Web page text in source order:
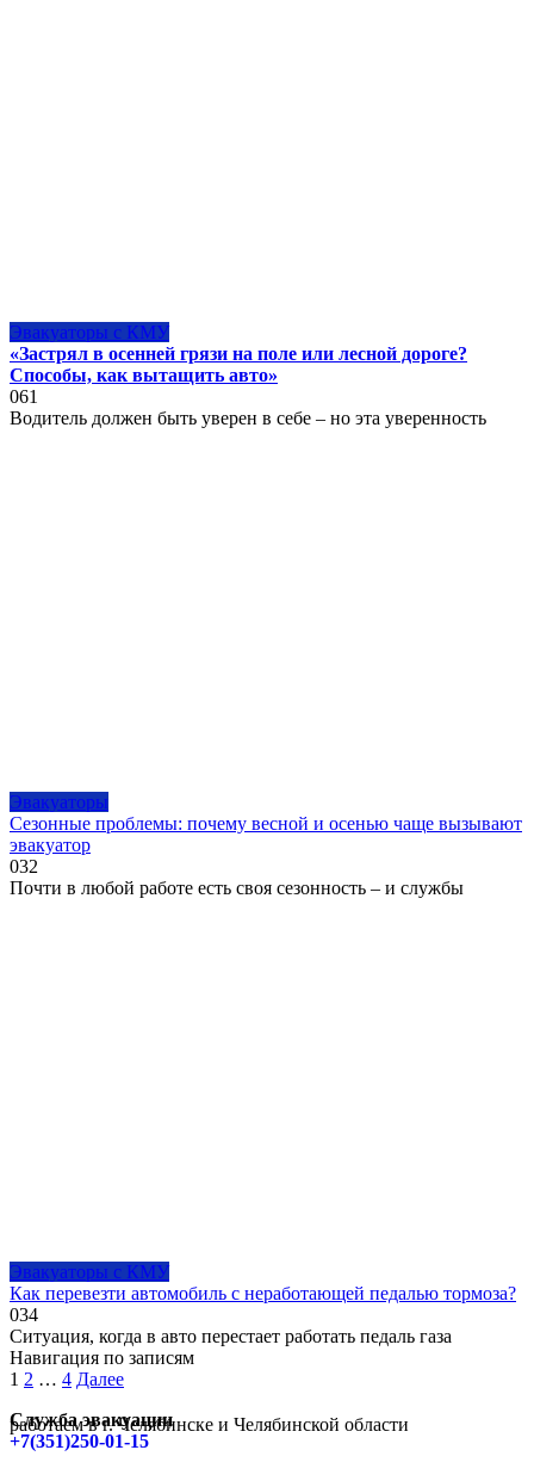
Эвакуаторы с КМУ
«Застрял в осенней грязи на поле или лесной дороге?
Способы, как вытащить авто»
061
Водитель должен быть уверен в себе – но эта уверенность
Эвакуаторы
Сезонные проблемы: почему весной и осенью чаще вызывают
эвакуатор
032
Почти в любой работе есть своя сезонность – и службы
Эвакуаторы с КМУ
Как перевезти автомобиль с неработающей педалью тормоза?
034
Ситуация, когда в авто перестает работать педаль газа
Навигация по записям
1 2 … 4 Далее
Служба эвакуации
работаем в г. Челябинске и Челябинской области
+7(351)250-01-15